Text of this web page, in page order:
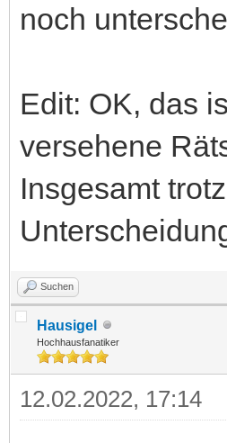
noch
Edit: OK, das
versehene
Insgesamt
Suchen
Hausigel
Hochhausfanatiker
12.02.2022, 17:14